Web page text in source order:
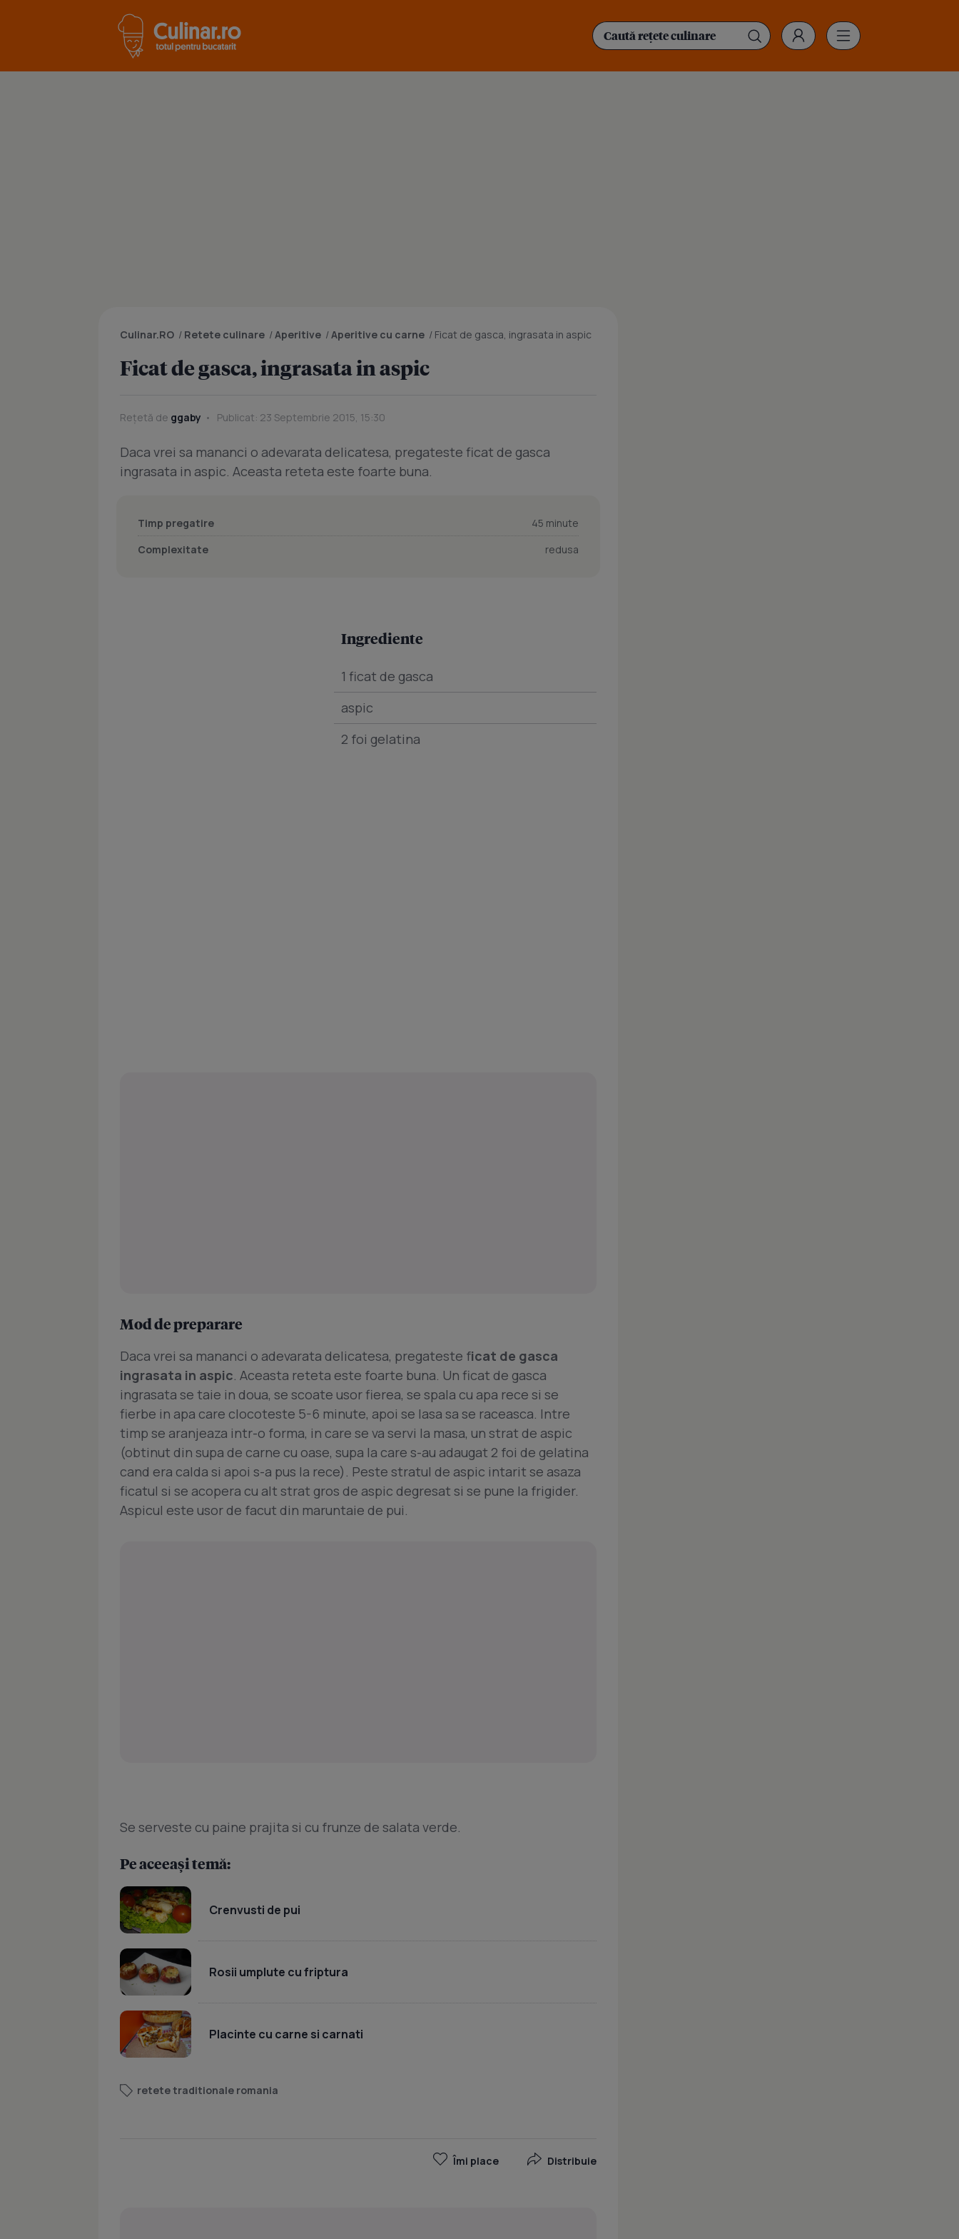
Culinar.RO / Retete culinare /Aperitive /Aperitive cu carne / Ficat de gasca, ingrasata in aspic
Ficat de gasca, ingrasata in aspic
Rețetă de ggaby Publicat: 23 Septembrie 2015, 15:30
Daca vrei sa mananci o adevarata delicatesa, pregateste ficat de gasca
ingrasata in aspic. Aceasta reteta este foarte buna.
Timp pregatire
45 minute
Complexitate
redusa
Ingrediente
1 ficat de gasca
aspic
2 foi gelatina
Mod de preparare
Daca vrei sa mananci o adevarata delicatesa, pregateste ficat de gasca
ingrasata in aspic. Aceasta reteta este foarte buna. Un ficat de gasca
ingrasata se taie in doua, se scoate usor fierea, se spala cu apa rece si se
fierbe in apa care clocoteste 5-6 minute, apoi se lasa sa se raceasca. Intre
timp se aranjeaza intr-o forma, in care se va servi la masa, un strat de aspic
(obtinut din supa de carne cu oase, supa la care s-au adaugat 2 foi de gelatina
cand era calda si apoi s-a pus la rece). Peste stratul de aspic intarit se asaza
ficatul si se acopera cu alt strat gros de aspic degresat si se pune la frigider.
Aspicul este usor de facut din maruntaie de pui.
Se serveste cu paine prajita si cu frunze de salata verde.
Pe aceeași temă:
Crenvusti de pui
Rosii umplute cu friptura
Placinte cu carne si carnati
retete traditionale romania
Îmi place Distribuie